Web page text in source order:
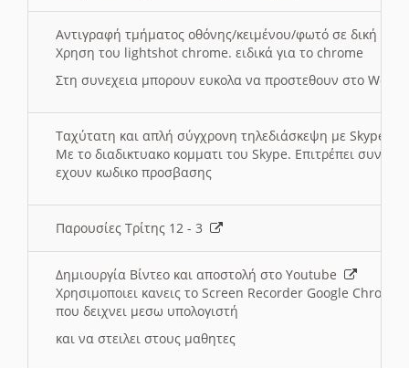
Αντιγραφή τμήματος οθόνης/κειμένου/φωτό σε δική
Χρηση του lightshot chrome. ειδικά για το chrome
Στη συνεχεια μπορουν ευκολα να προστεθουν στο Word
Ταχύτατη και απλή σύγχρονη τηλεδιάσκεψη με Skype
Με το διαδικτυακο κομματι του Skype. Επιτρέπει
εχουν κωδικο προσβασης
Παρουσίες Τρίτης 12 - 3
Δημιουργία Βίντεο και αποστολή στο Youtube
Χρησιμοποιει κανεις το Screen Recorder Google Chrome
που δειχνει μεσω υπολογιστή
και να στειλει στους μαθητες